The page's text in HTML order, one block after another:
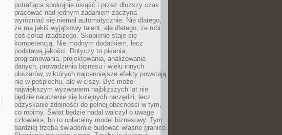
potrafiąca spokojnie usiąść i przez dłuższy czas
pracować nad jednym zadaniem zaczyna
wyróżniać się niemal automatycznie. Nie dlatego,
że ma jakiś wyjątkowy talent, ale dlatego, że robi
coś coraz rzadszego. Skupienie staje się
kompetencją. Nie modnym dodatkiem, lecz
podstawą jakości. Dotyczy to pisania,
programowania, projektowania, analizowania
danych, prowadzenia biznesu i wielu innych
obszarów, w których najcenniejsze efekty powstają
nie w pośpiechu, ale w ciszy. Być może
największym wyzwaniem najbliższych lat nie
będzie nauczenie się kolejnych narzędzi, lecz
odzyskanie zdolności do pełnej obecności w tym,
co robimy. Świat będzie nadal walczył o uwagę
człowieka, bo to opłacalny model biznesowy. Tym
bardziej trzeba świadomie budować własne granice.